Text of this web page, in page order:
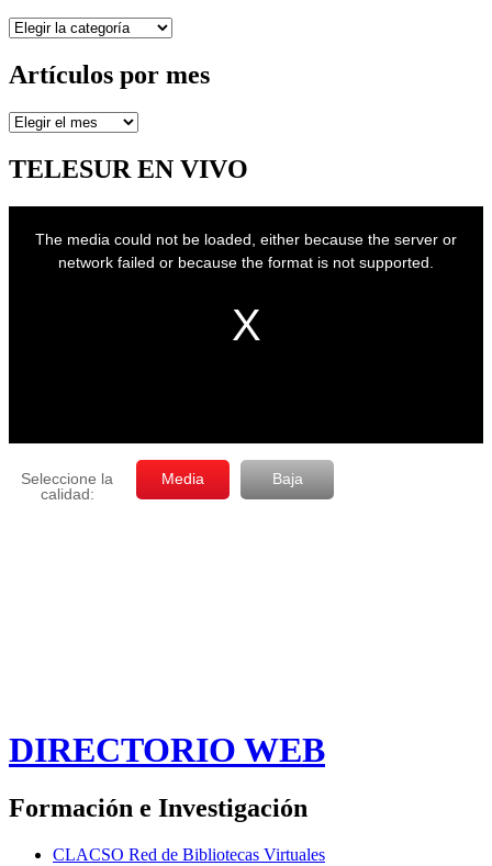
Secciones
Artículos por mes
Artículos
mes
TELESUR EN VIVO
DIRECTORIO WEB
Formación e Investigación
CLACSO Red de Bibliotecas Virtuales